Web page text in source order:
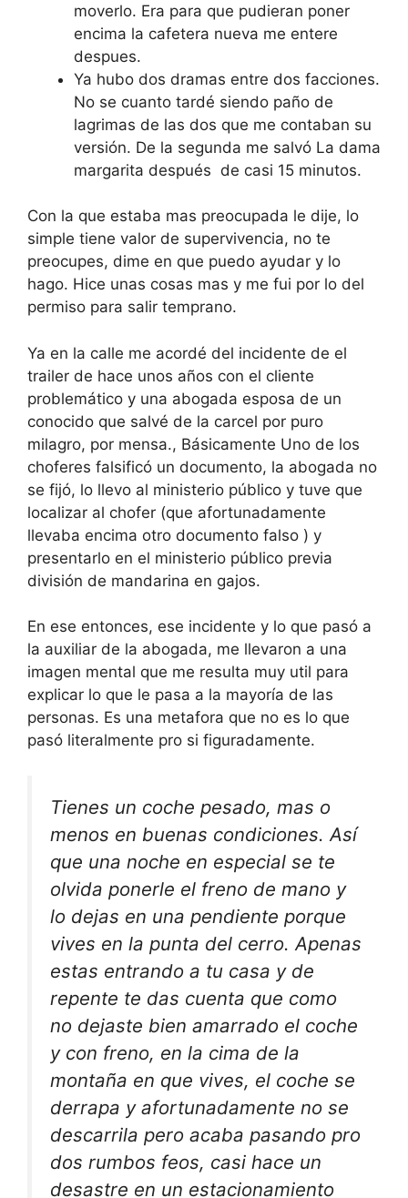
moverlo. Era para que pudieran poner
encima la cafetera nueva me entere
despues.
Ya hubo dos dramas entre dos facciones.
No se cuanto tardé siendo paño de
lagrimas de las dos que me contaban su
versión. De la segunda me salvó La dama
margarita después de casi 15 minutos.
Con la que estaba mas preocupada le dije, lo
simple tiene valor de supervivencia, no te
preocupes, dime en que puedo ayudar y lo
hago. Hice unas cosas mas y me fui por lo del
permiso para salir temprano.
Ya en la calle me acordé del incidente de el
trailer de hace unos años con el cliente
problemático y una abogada esposa de un
conocido que salvé de la carcel por puro
milagro, por mensa., Básicamente Uno de los
choferes falsificó un documento, la abogada no
se fijó, lo llevo al ministerio público y tuve que
localizar al chofer (que afortunadamente
llevaba encima otro documento falso ) y
presentarlo en el ministerio público previa
división de mandarina en gajos.
En ese entonces, ese incidente y lo que pasó a
la auxiliar de la abogada, me llevaron a una
imagen mental que me resulta muy util para
explicar lo que le pasa a la mayoría de las
personas. Es una metafora que no es lo que
pasó literalmente pro si figuradamente.
Tienes un coche pesado, mas o
menos en buenas condiciones. Así
que una noche en especial se te
olvida ponerle el freno de mano y
lo dejas en una pendiente porque
vives en la punta del cerro. Apenas
estas entrando a tu casa y de
repente te das cuenta que como
no dejaste bien amarrado el coche
y con freno, en la cima de la
montaña en que vives, el coche se
derrapa y afortunadamente no se
descarrila pero acaba pasando pro
dos rumbos feos, casi hace un
desastre en un estacionamiento